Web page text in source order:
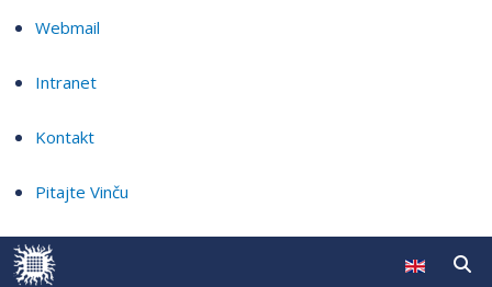
Webmail
Intranet
Kontakt
Pitajte Vinču